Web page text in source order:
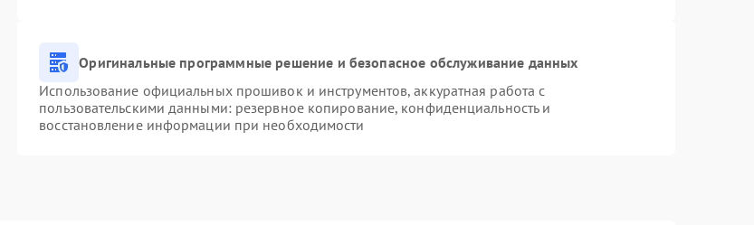
Оригинальные программные решение и безопасное обслуживание данных
Использование официальных прошивок и инструментов, аккуратная работа с
пользовательскими данными: резервное копирование, конфиденциальность и
восстановление информации при необходимости